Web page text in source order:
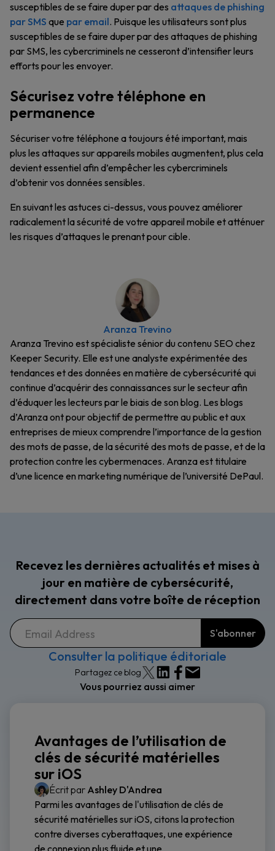
susceptibles de se faire duper par des attaques de phishing
par SMS que par email. Puisque les utilisateurs sont plus
susceptibles de se faire duper par des attaques de phishing
par SMS, les cybercriminels ne cesseront d’intensifier leurs
efforts pour les envoyer.
Sécurisez votre téléphone en
permanence
Sécuriser votre téléphone a toujours été important, mais
plus les attaques sur appareils mobiles augmentent, plus cela
devient essentiel afin d’empêcher les cybercriminels
d’obtenir vos données sensibles.
En suivant les astuces ci-dessus, vous pouvez améliorer
radicalement la sécurité de votre appareil mobile et atténuer
les risques d’attaques le prenant pour cible.
Aranza Trevino
Aranza Trevino est spécialiste sénior du contenu SEO chez
Keeper Security. Elle est une analyste expérimentée des
tendances et des données en matière de cybersécurité qui
continue d’acquérir des connaissances sur le secteur afin
d’éduquer les lecteurs par le biais de son blog. Les blogs
d’Aranza ont pour objectif de permettre au public et aux
entreprises de mieux comprendre l’importance de la gestion
des mots de passe, de la sécurité des mots de passe, et de la
protection contre les cybermenaces. Aranza est titulaire
d’une licence en marketing numérique de l’université DePaul.
Recevez les dernières actualités et mises à
jour en matière de cybersécurité,
directement dans votre boîte de réception
Consulter la politique éditoriale
Partagez ce blog
Vous pourriez aussi aimer
Avantages de l’utilisation de
clés de sécurité matérielles
sur iOS
Écrit par Ashley D'Andrea
Parmi les avantages de l'utilisation de clés de
sécurité matérielles sur iOS, citons la protection
contre diverses cyberattaques, une expérience
de connexion plus fluide et une